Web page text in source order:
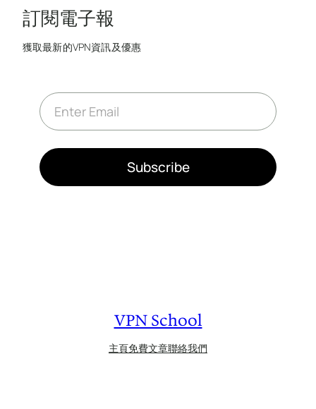
訂閱電子報
獲取最新的VPN資訊及優惠
E
m
a
*
Subscribe
VPN School
主頁免費文章聯絡我們